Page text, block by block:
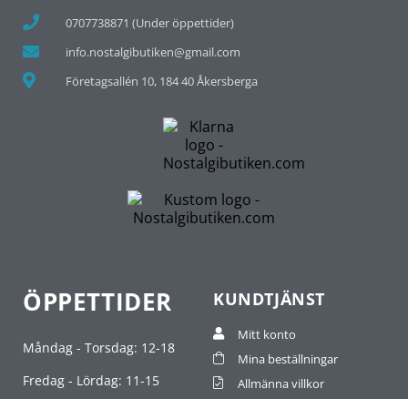
0707738871 (Under öppettider)
info.nostalgibutiken@gmail.com
Företagsallén 10, 184 40 Åkersberga
ÖPPETTIDER
Måndag - Torsdag: 12-18
Fredag - Lördag: 11-15
KUNDTJÄNST
Mitt konto
Mina beställningar
Allmänna villkor